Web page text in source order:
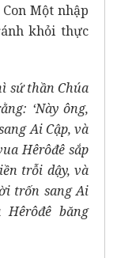
Một nhập
khỏi thực
sứ thần Chúa
‘Này ông,
Ai Cập, và
Hêrôđê sắp
trỗi dậy, và
trốn sang Ai
băng